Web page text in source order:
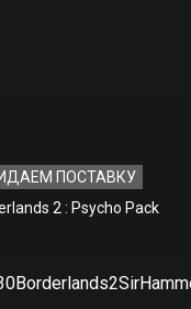
ПОСТАВКУ
2 : Psycho Pack